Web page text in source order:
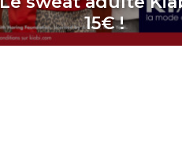
15€ !